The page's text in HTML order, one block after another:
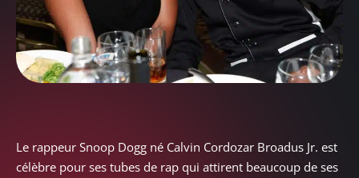
Le rappeur Snoop Dogg né Calvin Cordozar Broadus Jr. est
célèbre pour ses tubes de rap qui attirent beaucoup de ses